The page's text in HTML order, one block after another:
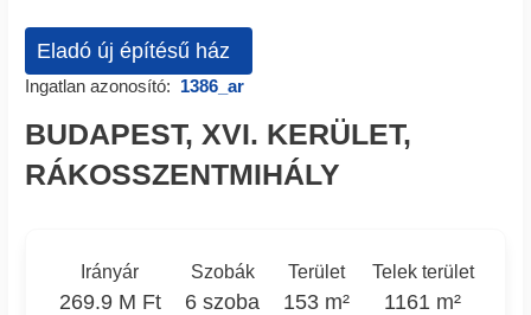
Eladó új építésű ház
Ingatlan azonosító: 1386_ar
BUDAPEST, XVI. KERÜLET,
RÁKOSSZENTMIHÁLY
Irányár
269.9 M Ft
Szobák
6 szoba
Terület
153 m²
Telek terület
1161 m²